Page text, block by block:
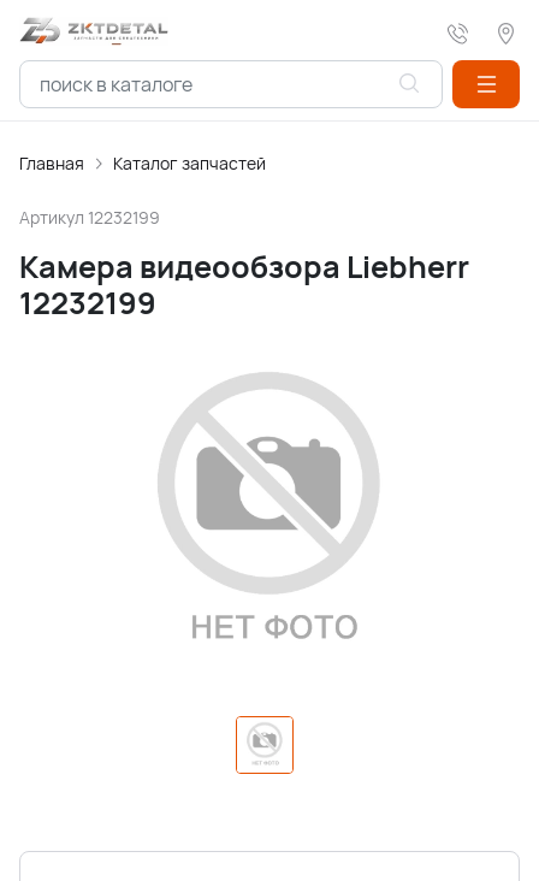
Главная Каталог запчастей
Артикул 12232199
Камера видеообзора Liebherr
12232199